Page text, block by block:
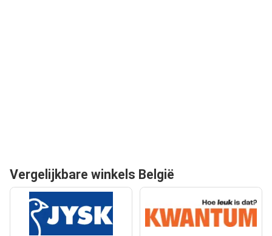
Vergelijkbare winkels België